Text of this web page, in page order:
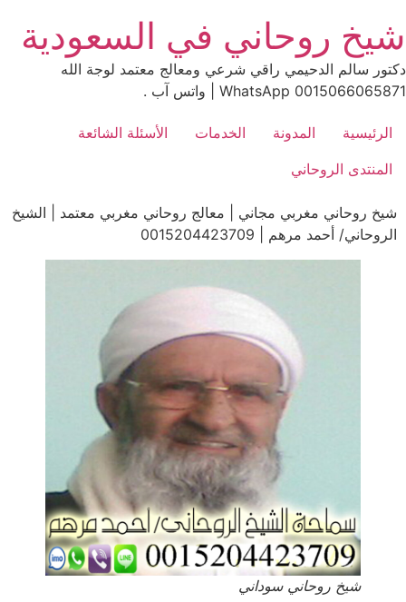
to
content
شيخ روحاني في السعودية
دكتور سالم الدحيمي راقي شرعي ومعالج معتمد لوجة الله
0015066065871 WhatsApp | واتس آب .
الرئيسية المدونة الخدمات
الأسئلة الشائعة
المنتدى الروحاني
شيخ روحاني مغربي مجاني | معالج روحاني مغربي معتمد | الشيخ
الروحاني/ أحمد مرهم | 0015204423709
شيخ روحاني سوداني